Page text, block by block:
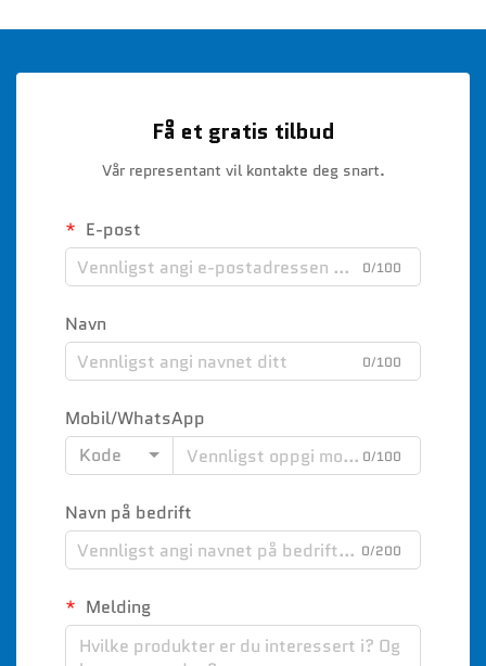
Få et gratis tilbud
Vår representant vil kontakte deg snart.
E-post
0/100
Navn
0/100
Mobil/WhatsApp
Kode
0/100
Navn på bedrift
0/200
Melding